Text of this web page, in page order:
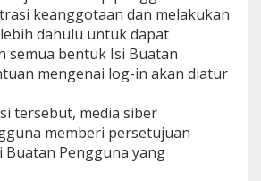
keanggotaan dan melakukan
dahulu untuk dapat
semua bentuk Isi Buatan
mengenai log-in akan diatur
tersebut, media siber
memberi persetujuan
Pengguna yang